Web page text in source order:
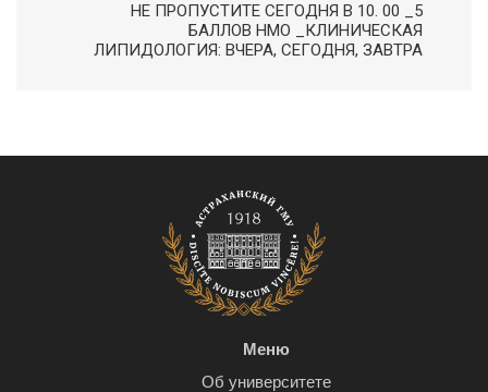
НЕ ПРОПУСТИТЕ СЕГОДНЯ В 10. 00 _5
БАЛЛОВ НМО _КЛИНИЧЕСКАЯ
ЛИПИДОЛОГИЯ: ВЧЕРА, СЕГОДНЯ, ЗАВТРА
Меню
Об университете